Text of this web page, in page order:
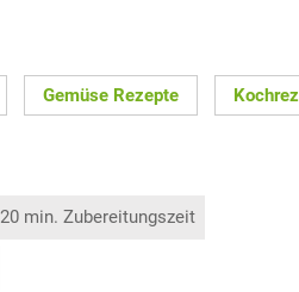
Gemüse Rezepte
20 min. Zubereitungszeit